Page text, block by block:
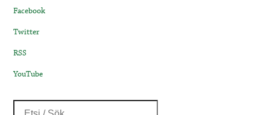
Facebook
Twitter
RSS
YouTube